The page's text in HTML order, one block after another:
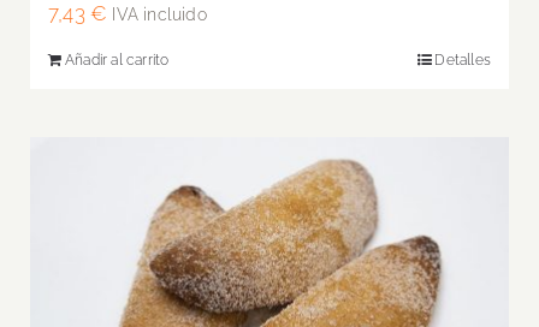
7,43 € IVA incluido
Añadir al carrito Detalles